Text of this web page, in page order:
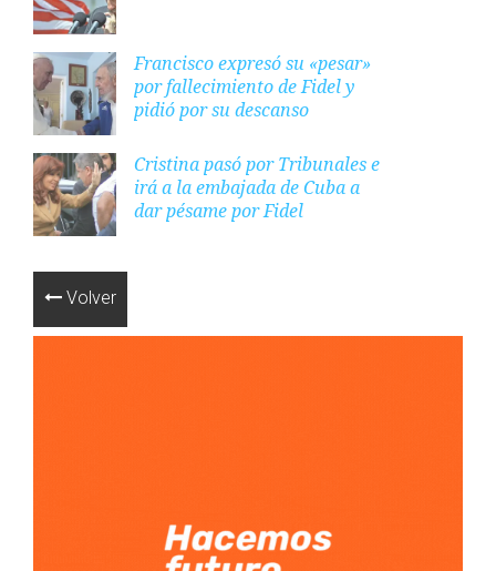
Francisco expresó su «pesar»
por fallecimiento de Fidel y
pidió por su descanso
Cristina pasó por Tribunales e
irá a la embajada de Cuba a
dar pésame por Fidel
Volver